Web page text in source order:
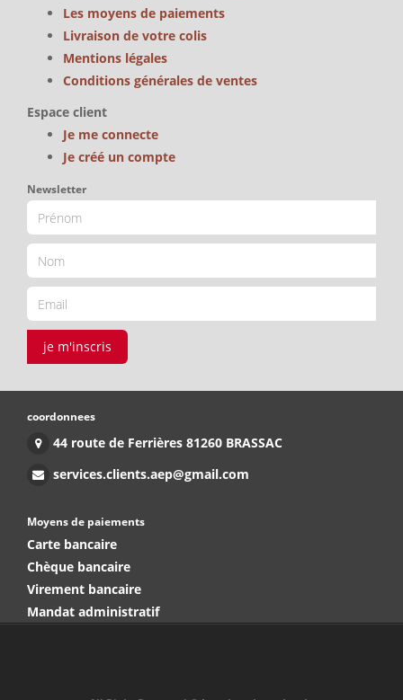
Les moyens de paiements
Livraison de votre colis
Mentions légales
Conditions générales de ventes
Espace client
Je me connecte
Je créé un compte
Newsletter
je m'inscris
coordonnees
44 route de Ferrières 81260 BRASSAC
services.clients.aep@gmail.com
Moyens de paiements
Carte bancaire
Chèque bancaire
Virement bancaire
Mandat administratif